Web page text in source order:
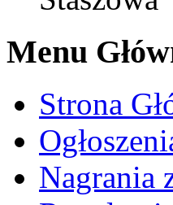
Menu
Strona
Nagrania